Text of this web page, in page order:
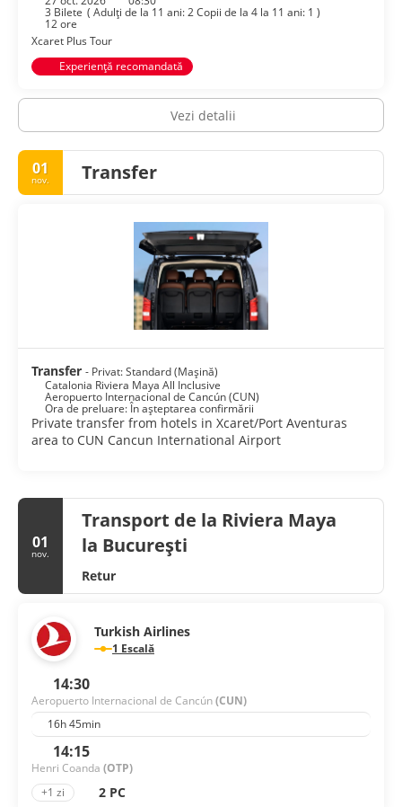
întâmpinarea nevoilor tuturor tipurilor de oaspeţi. Unitatea
de cazare poate percepe o taxă pentru unele dintre aceste
servicii.
3 Bilete ( Adulți de la 11 ani: 2Copii de la 4 la 11 ani: 1 )
12 ore
Xcaret Plus Tour
Experiență recomandată
Vezi detalii
01
nov. Transfer
Transfer - Privat: Standard (Mașină)
Catalonia Riviera Maya All Inclusive
Aeropuerto Internacional de Cancún (CUN)
Ora de preluare: În așteptarea confirmării
Private transfer from hotels in Xcaret/Port Aventuras
area to CUN Cancun International Airport
01
nov.
Transport de la Riviera Maya
la București
Retur
Turkish Airlines
1 Escală
14:30
Aeropuerto Internacional de Cancún(CUN)
16h 45min
14:15
Henri Coanda (OTP)
+1 zi
2 PC